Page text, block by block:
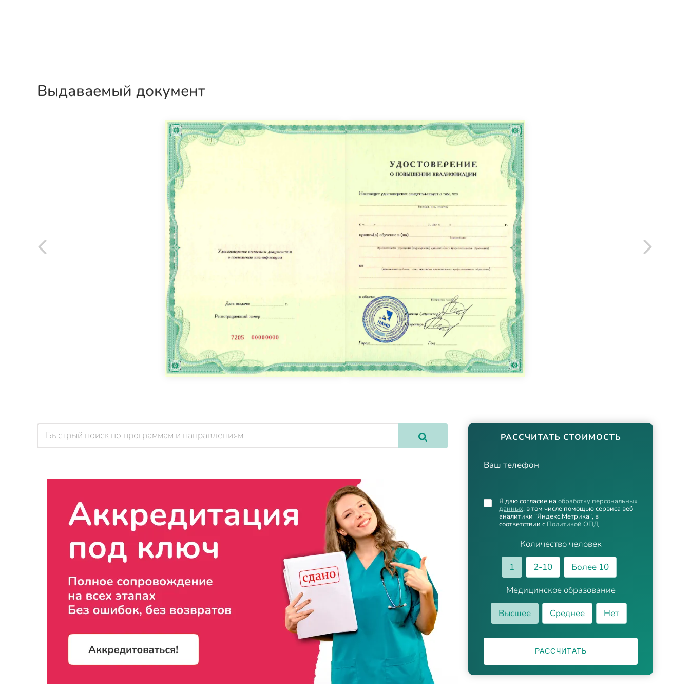
Выдаваемый документ
РАССЧИТАТЬ СТОИМОСТЬ
Ваш телефон
Количество человек
1
2-10
Более 10
Медицинское образование
Высшее
Среднее Нет
Я даю согласие на обработку персональных
данных, в том числе помощью сервиса веб-
аналитики "Яндекс.Метрика", в
соответствии с Политикой ОПД
РАССЧИТАТЬ